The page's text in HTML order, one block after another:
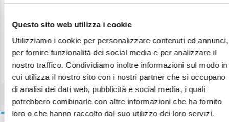
Questo sito web utilizza i cookie
Utilizziamo i cookie per personalizzare contenuti ed annunci,
per fornire funzionalità dei social media e per analizzare il
nostro traffico. Condividiamo inoltre informazioni sul modo in
cui utilizza il nostro sito con i nostri partner che si occupano
di analisi dei dati web, pubblicità e social media, i quali
potrebbero combinarle con altre informazioni che ha fornito
loro o che hanno raccolto dal suo utilizzo dei loro servizi.
Ulteriori comunicazioni
Accetto l'informativa sullaPrivacy